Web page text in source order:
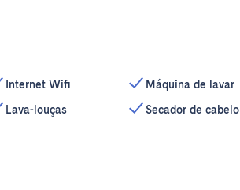
Internet Wifi
Lava-louças
Máquina de lavar
Secador de cabelo